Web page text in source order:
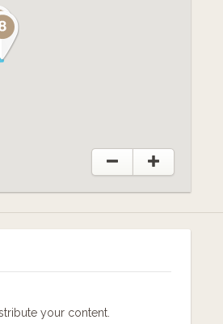
your content.